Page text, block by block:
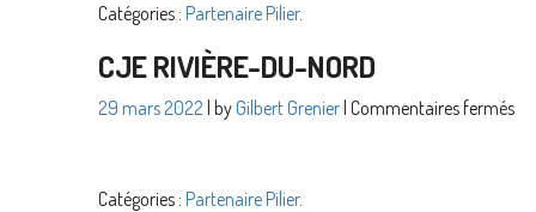
Catégories : Partenaire Pilier.
CJE RIVIÈRE-DU-NORD
29 mars 2022 | by Gilbert Grenier Commentaires ferméssur
Catégories : Partenaire Pilier.